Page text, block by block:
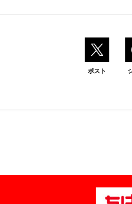
ポスト